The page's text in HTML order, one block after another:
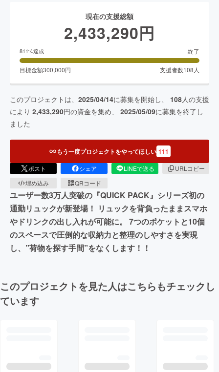
現在の支援総額
2,433,290円
811%達成 終了
目標金額300,000円 支援者数108 人
このプロジェクトは、 2025/04/14に募集を開始し、 108人の支援
により 2,433,290円の資金を集め、 2025/05/09に募集を終了し
ました
もう一度プロジェクトをやってほしい 111
ポスト シェア LINEで送る
URLコピー
埋め込み
QRコード
ユーザー数3万人突破の『QUICK PACK』シリーズ初の
通勤リュックが新登場！ リュックを背負ったままスマホ
やドリンクの出し入れが可能に。 7つのポケットと10個
のスペースで圧倒的な収納力と整理のしやすさを実現
し、”荷物を探す手間”をなくします！！
このプロジェクトを見た人はこちらもチェックし
ています